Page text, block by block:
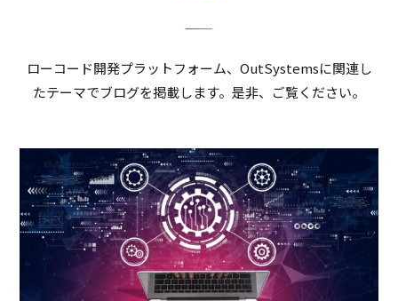
ローコード開発プラットフォーム、OutSystemsに関連し
たテーマでブログを掲載します。是非、ご覧ください。